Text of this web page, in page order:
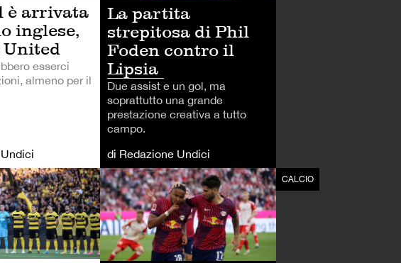
è arrivata
inglese,
United
esserci
almeno per il
La partita
strepitosa di Phil
Foden contro il
Lipsia
Due assist e un gol, ma
soprattutto una grande
prestazione creativa a tutto
campo.
di Redazione Undici
CALCIO CALCIO